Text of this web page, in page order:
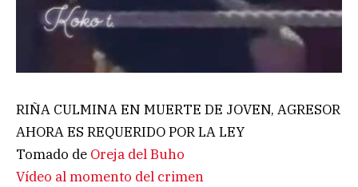
RIÑA CULMINA EN MUERTE DE JOVEN, AGRESOR
AHORA ES REQUERIDO POR LA LEY
Tomado de Oreja del Buho
Vídeo al momento del crimen